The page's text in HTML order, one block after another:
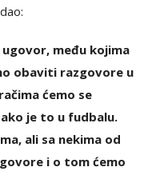
među kojima
obaviti razgovore u
ćemo se
je to u fudbalu.
ali sa nekima od
i o tom ćemo